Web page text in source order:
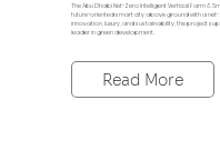
The Abu Dhabi Net-Zero Intelligent Vertical Farm
future-oriented smart city above ground with a
innovation, luxury, and sustainability, the project
leader in green development.
Read More